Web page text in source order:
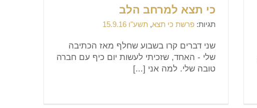
כי תצא למרחב הלב
תגיות: פרשת כי תצא, תשע"ו 15.9.16
שני דברים קרו בשבוע שחלף מאז הכתיבה
שלי - האחד, שזכיתי לעשות יום כיף עם חברה
טובה שלי. למה אני [...]